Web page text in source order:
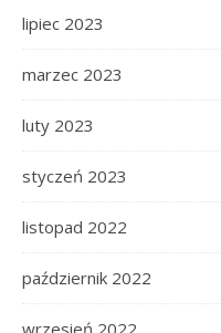
lipiec 2023
marzec 2023
luty 2023
styczeń 2023
listopad 2022
październik 2022